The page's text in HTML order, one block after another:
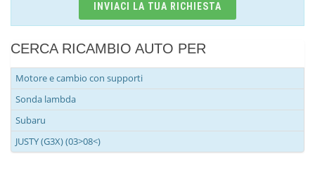
INVIACI LA TUA RICHIESTA
CERCA RICAMBIO AUTO PER
Motore e cambio con supporti
Sonda lambda
Subaru
JUSTY (G3X) (03>08<)